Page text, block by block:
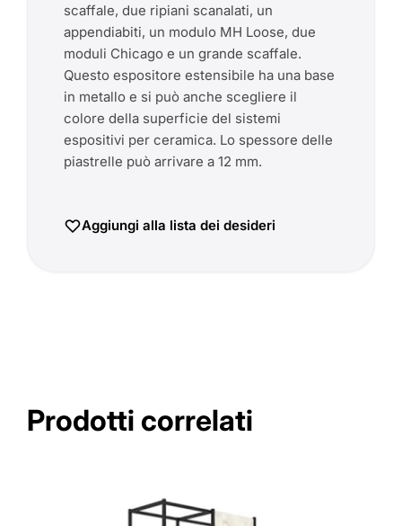
scaffale, due ripiani scanalati, un
appendiabiti, un modulo MH Loose, due
moduli Chicago e un grande scaffale.
Questo espositore estensibile ha una base
in metallo e si può anche scegliere il
colore della superficie del sistemi
espositivi per ceramica. Lo spessore delle
piastrelle può arrivare a 12 mm.
Aggiungi alla lista dei desideri
Prodotti correlati